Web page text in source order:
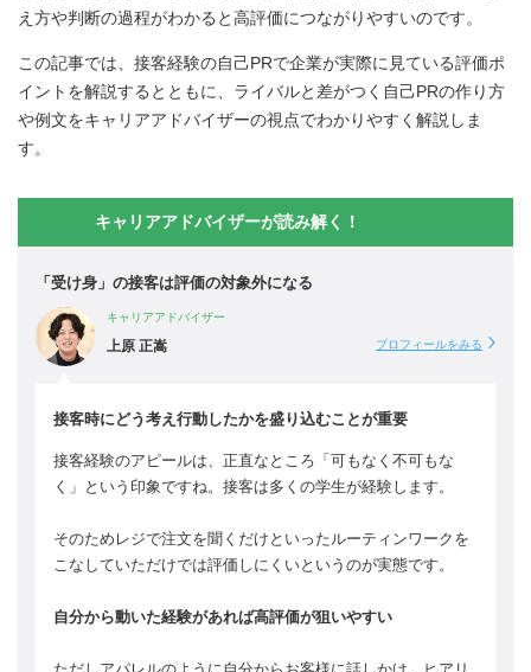
え方や判断の過程がわかると高評価につながりやすいのです。
この記事では、接客経験の自己PRで企業が実際に見ている評価ポ
イントを解説するとともに、ライバルと差がつく自己PRの作り方
や例文をキャリアアドバイザーの視点でわかりやすく解説しま
す。
キャリアアドバイザーが読み解く！
「受け身」の接客は評価の対象外になる
キャリアアドバイザー
上原 正嵩 プロフィールをみる
接客時にどう考え行動したかを盛り込むことが重要
接客経験のアピールは、正直なところ「可もなく不可もな
く」という印象ですね。接客は多くの学生が経験します。
そのためレジで注文を聞くだけといったルーティンワークを
こなしていただけでは評価しにくいというのが実態です。
自分から動いた経験があれば高評価が狙いやすい
ただしアパレルのように自分からお客様に話しかけ、ヒアリ